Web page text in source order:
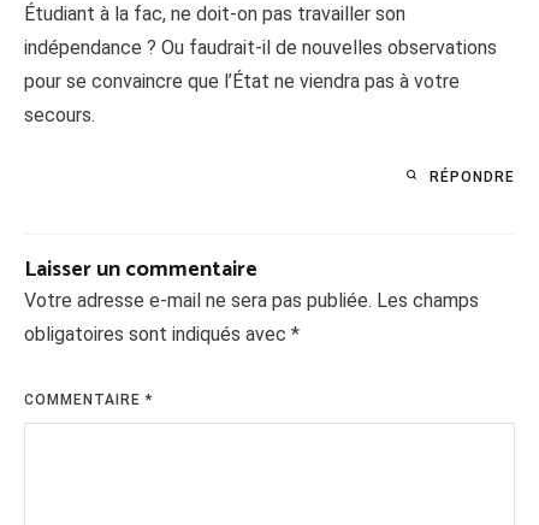
Étudiant à la fac, ne doit-on pas travailler son
indépendance ? Ou faudrait-il de nouvelles observations
pour se convaincre que l’État ne viendra pas à votre
secours.
RÉPONDRE
Laisser un commentaire
Votre adresse e-mail ne sera pas publiée. Les champs
obligatoires sont indiqués avec *
COMMENTAIRE*